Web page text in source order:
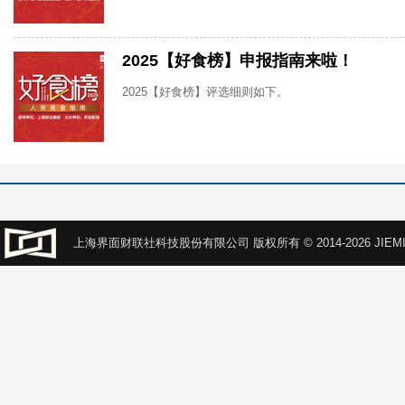
2025【好食榜】申报指南来啦！
2025【好食榜】评选细则如下。
上海界面财联社科技股份有限公司 版权所有 © 2014-2026